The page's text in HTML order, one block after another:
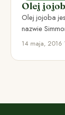
Olej
Olej jojoba
nazwie
która rośnie w
14 maja, 2016•